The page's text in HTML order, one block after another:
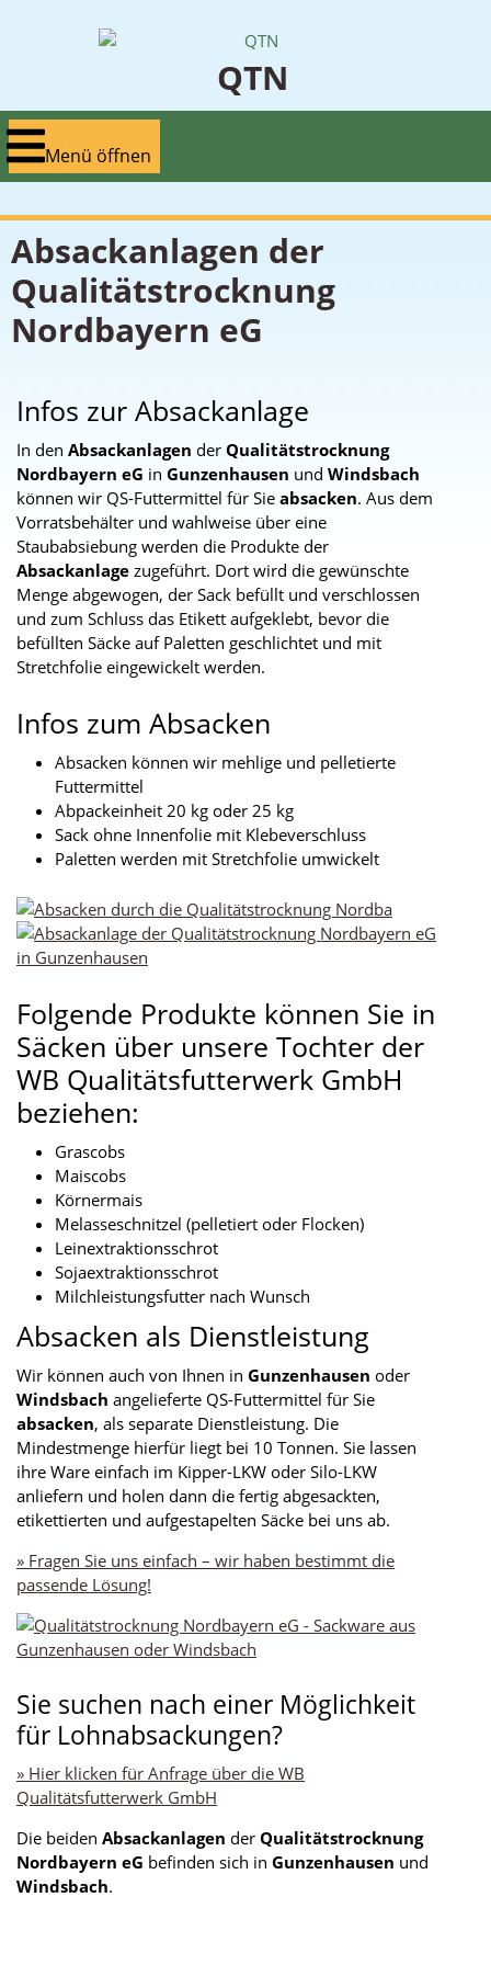
QTN
Menü öffnen
öffnen
Absackanlagen der
Qualitätstrocknung
Nordbayern eG
Infos zur Absackanlage
In den Absackanlagen der Qualitätstrocknung
Nordbayern eG in Gunzenhausen und Windsbach
können wir QS-Futtermittel für Sie absacken. Aus dem
Vorratsbehälter und wahlweise über eine
Staubabsiebung werden die Produkte der
Absackanlage zugeführt. Dort wird die gewünschte
Menge abgewogen, der Sack befüllt und verschlossen
und zum Schluss das Etikett aufgeklebt, bevor die
befüllten Säcke auf Paletten geschlichtet und mit
Stretchfolie eingewickelt werden.
Infos zum Absacken
Absacken können wir mehlige und pelletierte
Futtermittel
Abpackeinheit 20 kg oder 25 kg
Sack ohne Innenfolie mit Klebeverschluss
Paletten werden mit Stretchfolie umwickelt
Folgende Produkte können Sie in
Säcken über unsere Tochter der
WB Qualitätsfutterwerk GmbH
beziehen:
Grascobs
Maiscobs
Körnermais
Melasseschnitzel (pelletiert oder Flocken)
Leinextraktionsschrot
Sojaextraktionsschrot
Milchleistungsfutter nach Wunsch
Absacken als Dienstleistung
Wir können auch von Ihnen in Gunzenhausen oder
Windsbach angelieferte QS-Futtermittel für Sie
absacken, als separate Dienstleistung. Die
Mindestmenge hierfür liegt bei 10 Tonnen. Sie lassen
ihre Ware einfach im Kipper-LKW oder Silo-LKW
anliefern und holen dann die fertig abgesackten,
etikettierten und aufgestapelten Säcke bei uns ab.
» Fragen Sie uns einfach – wir haben bestimmt die
passende Lösung!
Sie suchen nach einer Möglichkeit
für Lohnabsackungen?
» Hier klicken für Anfrage über die WB
Qualitätsfutterwerk GmbH
Die beiden Absackanlagen der Qualitätstrocknung
Nordbayern eG befinden sich in Gunzenhausen und
Windsbach.